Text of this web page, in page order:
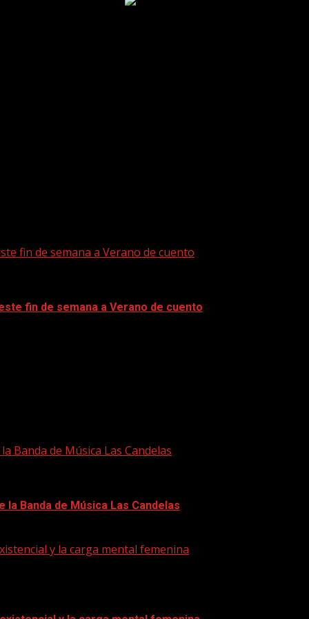
fin de semana a Verano de cuento
fin de semana a Verano de cuento
Banda de Música Las Candelas
Banda de Música Las Candelas
y la carga mental femenina